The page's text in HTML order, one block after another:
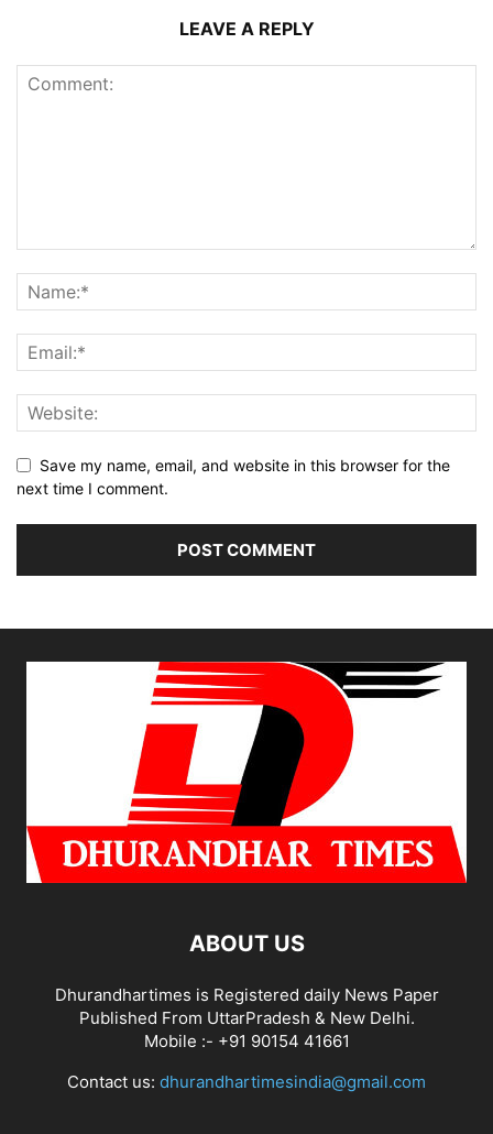
LEAVE A REPLY
Save my name, email, and website in this browser for the
next time I comment.
ABOUT US
Dhurandhartimes is Registered daily News Paper
Published From UttarPradesh & New Delhi.
Mobile :- +91 90154 41661
Contact us: dhurandhartimesindia@gmail.com